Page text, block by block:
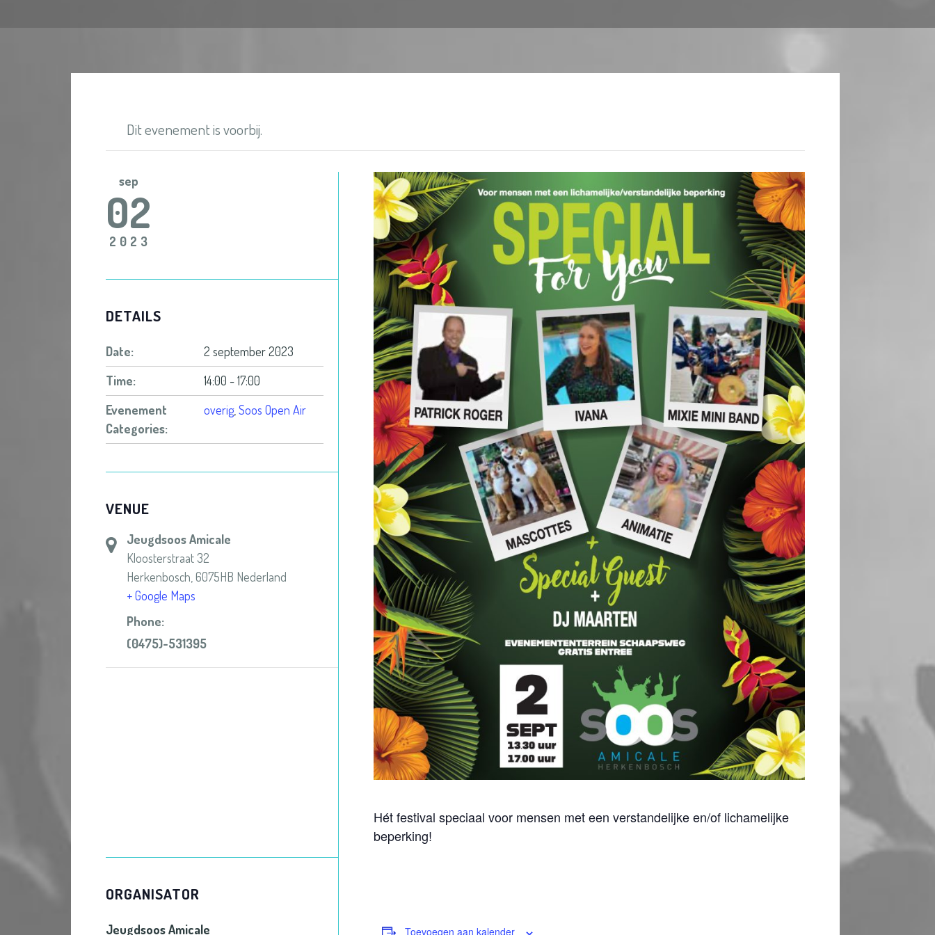
Dit evenement is voorbij.
S
P
E
C
I
A
L
F
O
R
Y
O
U
Hét festival speciaal voor mensen met een verstandelijke en/of lichamelijke
beperking!
Toevoegen aan kalender
sep
02
2023
DETAILS
Date:
2 september 2023
Time:
14:00 - 17:00
Evenement
Categories:
overig, Soos Open Air
VENUE
Jeugdsoos Amicale
Kloosterstraat 32
Herkenbosch 6075HB Nederland
+ Google Maps
Phone:
(0475)-531395
ORGANISATOR
Jeugdsoos Amicale